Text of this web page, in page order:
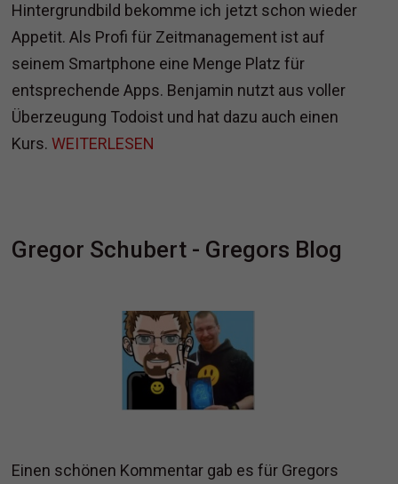
Hintergrundbild bekomme ich jetzt schon wieder
Appetit. Als Profi für Zeitmanagement ist auf
seinem Smartphone eine Menge Platz für
entsprechende Apps. Benjamin nutzt aus voller
Überzeugung Todoist und hat dazu auch einen
Kurs.WEITERLESEN
Gregor Schubert - Gregors Blog
Einen schönen Kommentar gab es für Gregors